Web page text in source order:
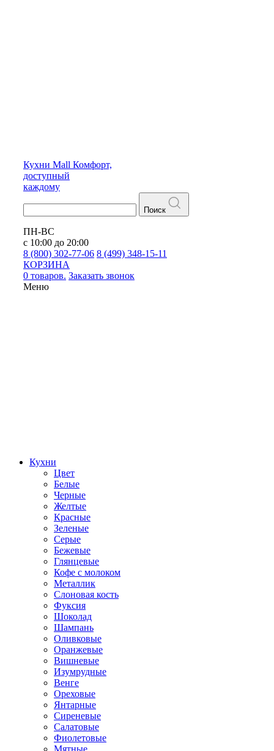
Кухни Mall Комфорт,
доступный
каждому
Поиск
ПН-ВС
с 10:00 до 20:00
8 (800) 302-77-06 8 (499) 348-15-11
КОРЗИНА
0 товаров. Заказать звонок
Меню
Кухни
Цвет
Белые
Черные
Желтые
Красные
Зеленые
Серые
Бежевые
Глянцевые
Кофе с молоком
Металлик
Слоновая кость
Фуксия
Шоколад
Шампань
Оливковые
Оранжевые
Вишневые
Изумрудные
Венге
Ореховые
Янтарные
Сиреневые
Салатовые
Фиолетовые
Мятные